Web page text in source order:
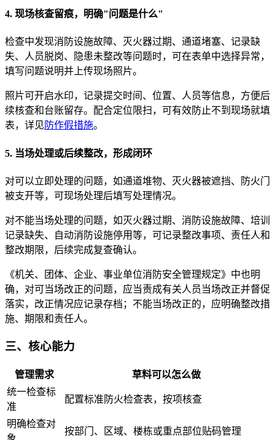
4. 现场核查留痕，明确"问题是什么"
检查中发现消防设施故障、灭火器过期、通道堵塞、记录缺
失、人员脱岗、隐患未整改等问题时，可在表单中选择异常，
填写问题说明并上传现场照片。
照片可开启水印，记录提交时间、位置、人员等信息，方便后
续核查和台账留存。配合定位限扫，可有效防止不到现场就填
表，详见 防作假措施。
5. 当场处理或后续整改，形成闭环
对可以立即处理的问题，如通道堆物、灭火器被遮挡、防火门
被支开等，可现场处理后填写处理情况。
对不能当场处理的问题，如灭火器过期、消防设施故障、培训
记录缺失、自动消防设施停用等，可记录整改事项、责任人和
整改期限，后续完成复查确认。
《机关、团体、企业、事业单位消防安全管理规定》中也明
确，对可当场改正的问题，应当责成有关人员当场改正并督促
落实，改正情况应记录存档；不能当场改正的，应明确整改措
施、期限和责任人。
三、核心能力
管理需求
草料可以怎么做
统一检查标
准
配置标准防火检查表，按项核查
明确检查对
按部门、区域、楼栋或重点部位贴码管理